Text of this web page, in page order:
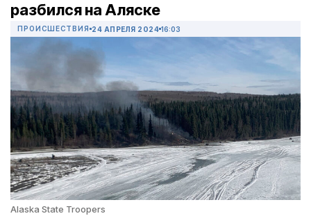
разбился на Аляске
ПРОИСШЕСТВИЯ 24 АПРЕЛЯ 2024 16:03
Alaska State Troopers